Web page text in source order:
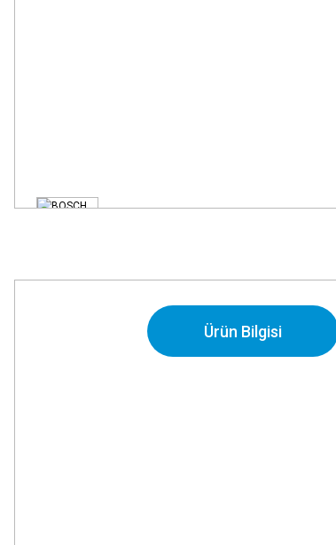
Ürün Bilgisi